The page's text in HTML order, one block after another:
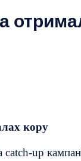
кору
up